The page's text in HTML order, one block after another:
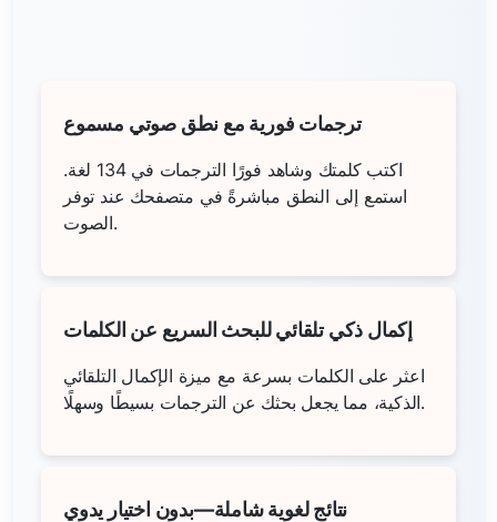
ترجمات فورية مع نطق صوتي مسموع
اكتب كلمتك وشاهد فورًا الترجمات في 134 لغة.
استمع إلى النطق مباشرةً في متصفحك عند توفر
الصوت.
إكمال ذكي تلقائي للبحث السريع عن الكلمات
اعثر على الكلمات بسرعة مع ميزة الإكمال التلقائي
الذكية، مما يجعل بحثك عن الترجمات بسيطًا وسهلًا.
نتائج لغوية شاملة—بدون اختيار يدوي